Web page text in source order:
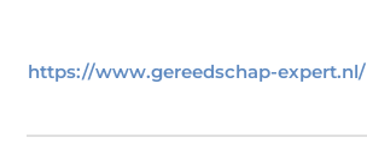
https://www.gereedschap-expert.nl/